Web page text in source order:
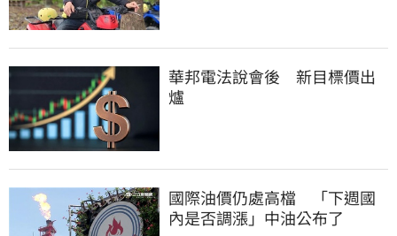
華邦電法說會後 新目標價出
爐
國際油價仍處高檔 「下週國
內是否調漲」中油公布了